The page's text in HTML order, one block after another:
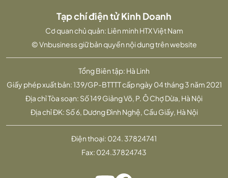
Tổng Biên tập: Hà Linh
Giấy phép xuất bản: 139/GP-BTTTT cấp ngày 04 tháng 3 năm 2021
Địa chỉ Tòa soạn: Số 149 Giảng Võ, P. Ô Chợ Dừa, Hà Nội
Địa chỉ ĐK: Số 6, Dương Đình Nghệ, Cầu Giấy, Hà Nội
Tạp chí điện tử Kinh Doanh
Cơ quan chủ quản: Liên minh HTX Việt Nam
© Vnbusiness giữ bản quyền nội dung trên website
Điện thoại: 024. 37824741
Fax: 024.37824743